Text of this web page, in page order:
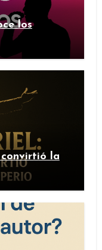
los
convirtió la